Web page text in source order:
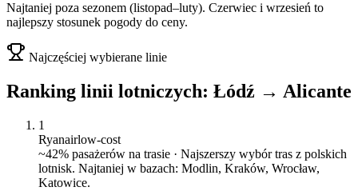
Najtaniej poza sezonem (listopad–luty). Czerwiec i wrzesień to
najlepszy stosunek pogody do ceny.
Najczęściej wybierane linie
Ranking linii lotniczych: Łódź → Alicante
1
Ryanairlow-cost
~42% pasażerów na trasie · Najszerszy wybór tras z polskich
lotnisk. Najtaniej w bazach: Modlin, Kraków, Wrocław,
Katowice.